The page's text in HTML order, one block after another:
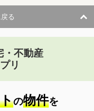
る
・不動産
リ
の物件を